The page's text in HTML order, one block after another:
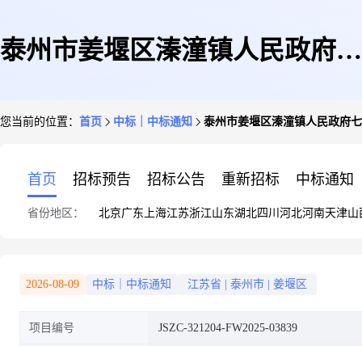
泰州市姜堰区溱潼镇人民政府七
您当前的位置： 首页 中标｜中标通知 泰州市姜堰区溱潼镇人民政府
首页 招标预告 招标公告 重新招标 中标通知
省份地区： 北京广东 上海江苏浙江山东湖北四川 河北河南天津山
2026-08-09 中标｜中标通知 江苏省 泰州市 姜堰区
项目编号 JSZC-321204-FW2025-03839